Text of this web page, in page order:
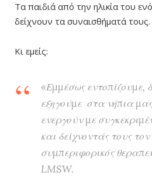
Τα παιδιά από την ηλικία του
δείχνουν τα συναισθήματά τους.
Κι εμείς:
«Εμμέσως εντοπίζουμε,
εξηγούμε στα νήπια
ενεργούν με
και δείχνοντάς τους
συμπεριφορικός
LMSW.